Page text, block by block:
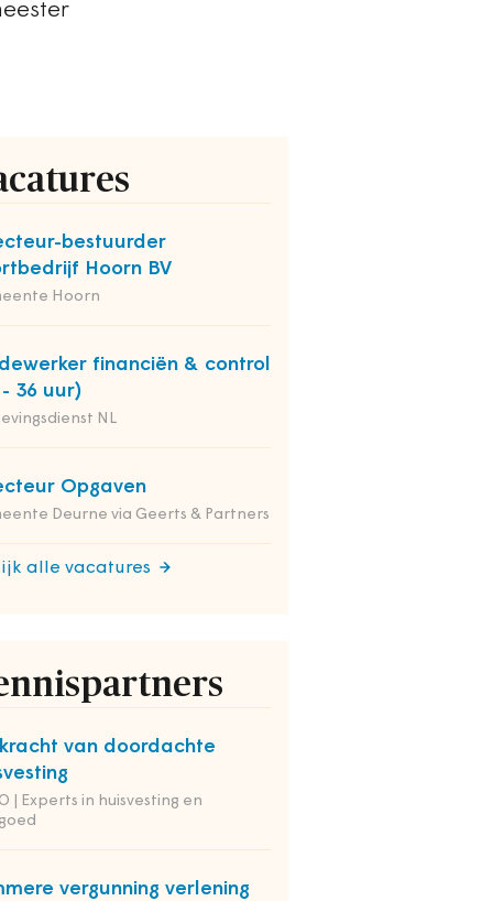
bestuurder
Hoorn BV
Hoorn
financiën & control
36 uur)
NL
Opgaven
Deurne via Geerts & Partners
alle vacatures
van doordachte
| Experts in huisvesting en
vergunning verlening